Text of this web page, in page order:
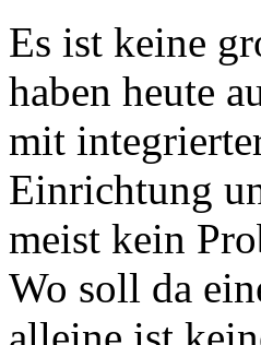
Es ist keine
haben heute
mit
Einrichtung
meist kein
Wo soll da